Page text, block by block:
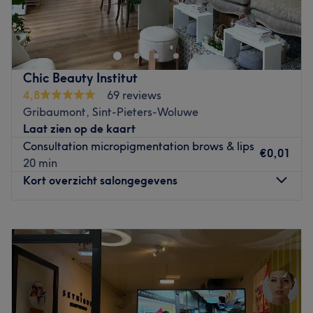
centre de beauté se distingue par son élégance et son
excellence .forts de plusieurs années d'expertise,nous
proposons une large gamme de soins dédiés au bien-
êtreet à la mise en valeur de votre peau
Go to venue
Chic Beauty Institut
4,8
69 reviews
Gribaumont, Sint-Pieters-Woluwe
Laat zien op de kaart
Consultation micropigmentation brows & lips
20 min
€0,01
Kort overzicht salongegevens
Dinsdag
Woensdag
19:00
Donderdag
19:00
Vrijdag
10:30–19:00
Zaterdag
10:30– 20:00